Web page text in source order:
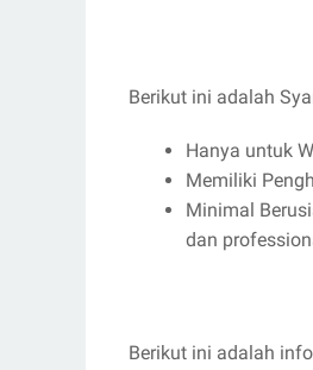
Berikut ini adalah
Hanya untuk
Memiliki
Minimal
dan
Berikut ini adalah